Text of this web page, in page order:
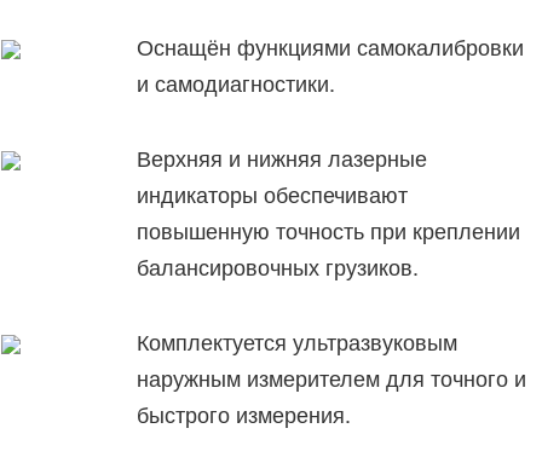
Оснащён функциями самокалибровки
и самодиагностики.
Верхняя и нижняя лазерные
индикаторы обеспечивают
повышенную точность при креплении
балансировочных грузиков.
Комплектуется ультразвуковым
наружным измерителем для точного и
быстрого измерения.